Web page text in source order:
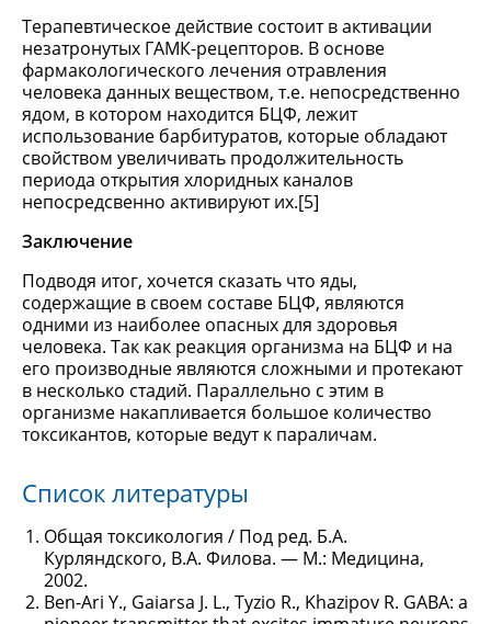
Терапевтическое действие состоит в активации
незатронутых ГАМК-рецепторов. В основе
фармакологического лечения отравления
человека данных веществом, т.е. непосредственно
ядом, в котором находится БЦФ, лежит
использование барбитуратов, которые обладают
свойством увеличивать продолжительность
периода открытия хлоридных каналов
непосредсвенно активируют их.[5]
Заключение
Подводя итог, хочется сказать что яды,
содержащие в своем составе БЦФ, являются
одними из наиболее опасных для здоровья
человека. Так как реакция организма на БЦФ и на
его производные являются сложными и протекают
в несколько стадий. Параллельно с этим в
организме накапливается большое количество
токсикантов, которые ведут к параличам.
Список литературы
Общая токсикология / Под ред. Б.А.
Курляндского, В.А. Филова. — М.: Медицина,
2002.
Ben-Ari Y., Gaiarsa J. L., Tyzio R., Khazipov R. GABA: a